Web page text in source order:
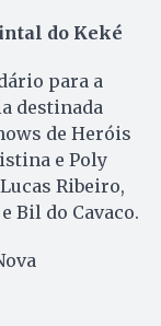
do Keké
para a
destinada
de Heróis
e Poly
Ribeiro,
Bil do Cavaco.